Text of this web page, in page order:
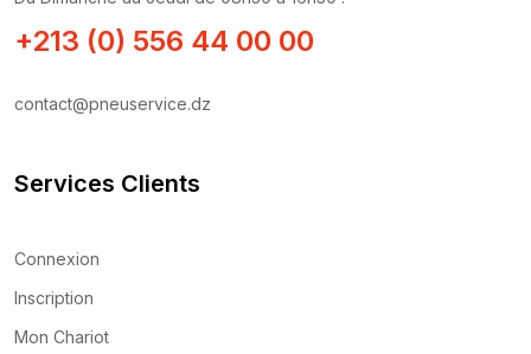
+213 (0) 556 44 00 00
contact@pneuservice.dz
Services Clients
Connexion
Inscription
Mon Chariot